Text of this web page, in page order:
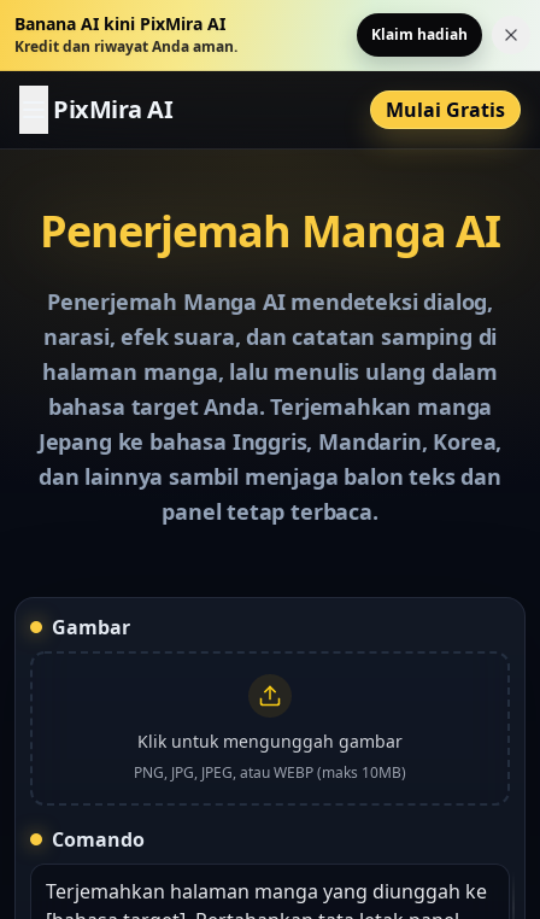
Banana AI kini PixMira AI
Kredit dan riwayat Anda aman.
Klaim hadiah
PixMira AI Mulai Gratis
Penerjemah Manga AI
Penerjemah Manga AI mendeteksi dialog,
narasi, efek suara, dan catatan samping di
halaman manga, lalu menulis ulang dalam
bahasa target Anda. Terjemahkan manga
Jepang ke bahasa Inggris, Mandarin, Korea,
dan lainnya sambil menjaga balon teks dan
panel tetap terbaca.
Gambar
Klik untuk mengunggah gambar
PNG, JPG, JPEG, atau WEBP (maks 10MB)
Comando